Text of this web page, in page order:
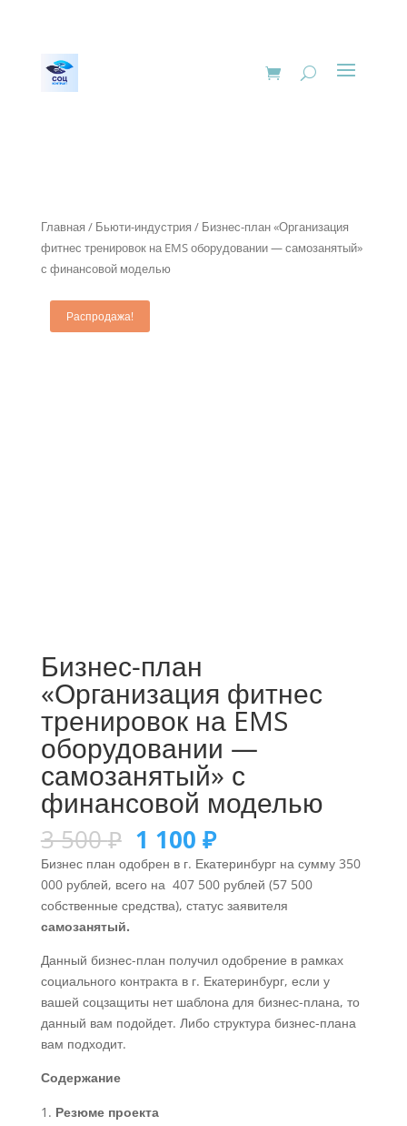
Главная / Бьюти-индустрия / Бизнес-план «Организация
фитнес тренировок на EMS оборудовании — самозанятый»
с финансовой моделью
Распродажа!
Бизнес-план
«Организация фитнес
тренировок на EMS
оборудовании —
самозанятый» с
финансовой моделью
3 500₽ 1 100 ₽
Бизнес план одобрен в г. Екатеринбург на сумму 350
000 рублей, всего на 407 500 рублей (57 500
собственные средства), статус заявителя
самозанятый.
Данный бизнес-план получил одобрение в рамках
социального контракта в г. Екатеринбург, если у
вашей соцзащиты нет шаблона для бизнес-плана, то
данный вам подойдет. Либо структура бизнес-плана
вам подходит.
Содержание
Резюме проекта